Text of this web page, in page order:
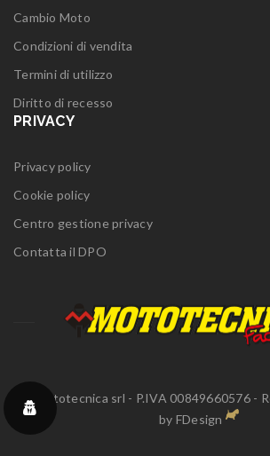
Cambio Moto
Condizioni di vendita
Termini di utilizzo
Diritto di recesso
PRIVACY
Privacy policy
Cookie policy
Centro gestione privacy
Contatta il DPO
© Mototecnica srl - P.IVA 00849660576 -
by FDesign